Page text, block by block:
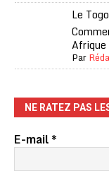
Le
Afrique
Par
NE RATEZ PAS
E-mail*